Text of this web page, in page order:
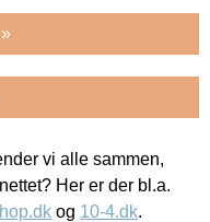
vi alle sammen,
Her er der bl.a.
og 10-4.dk.